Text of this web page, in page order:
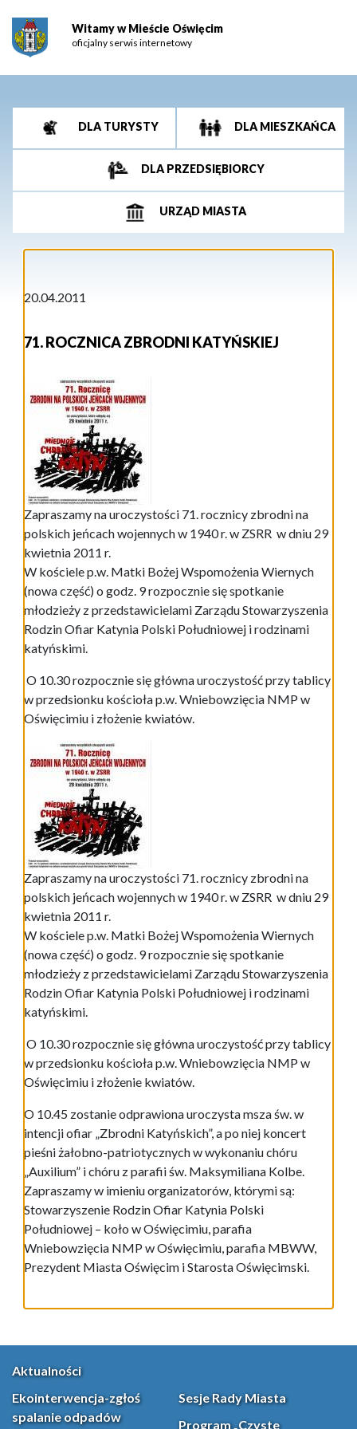
Witamy w Mieście Oświęcim
oficjalny serwis internetowy
DLA TURYSTY DLA MIESZKAŃCA
DLA PRZEDSIĘBIORCY
URZĄD MIASTA
20.04.2011
71. ROCZNICA ZBRODNI KATYŃSKIEJ
Zapraszamy na uroczystości 71. rocznicy zbrodni na
polskich jeńcach wojennych w 1940 r. w ZSRR w dniu 29
kwietnia 2011 r.
W kościele p.w. Matki Bożej Wspomożenia Wiernych
(nowa część) o godz. 9 rozpocznie się spotkanie
młodzieży z przedstawicielami Zarządu Stowarzyszenia
Rodzin Ofiar Katynia Polski Południowej i rodzinami
katyńskimi.
O 10.30 rozpocznie się główna uroczystość przy tablicy
w przedsionku kościoła p.w. Wniebowzięcia NMP w
Oświęcimiu i złożenie kwiatów.
Zapraszamy na uroczystości 71. rocznicy zbrodni na
polskich jeńcach wojennych w 1940 r. w ZSRR w dniu 29
kwietnia 2011 r.
W kościele p.w. Matki Bożej Wspomożenia Wiernych
(nowa część) o godz. 9 rozpocznie się spotkanie
młodzieży z przedstawicielami Zarządu Stowarzyszenia
Rodzin Ofiar Katynia Polski Południowej i rodzinami
katyńskimi.
O 10.30 rozpocznie się główna uroczystość przy tablicy
w przedsionku kościoła p.w. Wniebowzięcia NMP w
Oświęcimiu i złożenie kwiatów.
O 10.45 zostanie odprawiona uroczysta msza św. w
intencji ofiar „Zbrodni Katyńskich”, a po niej koncert
pieśni żałobno-patriotycznych w wykonaniu chóru
„Auxilium” i chóru z parafii św. Maksymiliana Kolbe.
Zapraszamy w imieniu organizatorów, którymi są:
Stowarzyszenie Rodzin Ofiar Katynia Polski
Południowej – koło w Oświęcimiu, parafia
Wniebowzięcia NMP w Oświęcimiu, parafia MBWW,
Prezydent Miasta Oświęcim i Starosta Oświęcimski.
Aktualności
Ekointerwencja-zgłoś
spalanie odpadów
Sesje Rady Miasta
Program „Czyste